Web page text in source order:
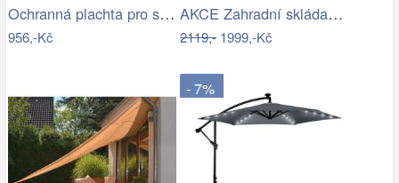
Ochranná plachta pro slunečníky - GD
956,-Kč
AKCE Zahradní skládací slunečník LEVI…
2119,-1999,-Kč
- 7%